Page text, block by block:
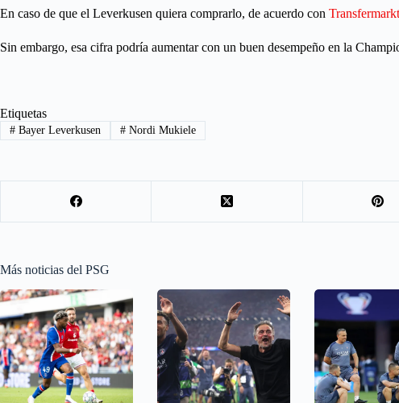
En caso de que el Leverkusen quiera comprarlo, de acuerdo con Transfermarkt
Sin embargo, esa cifra podría aumentar con un buen desempeño en la
Etiquetas
#Bayer Leverkusen #Nordi Mukiele
Más noticias del PSG